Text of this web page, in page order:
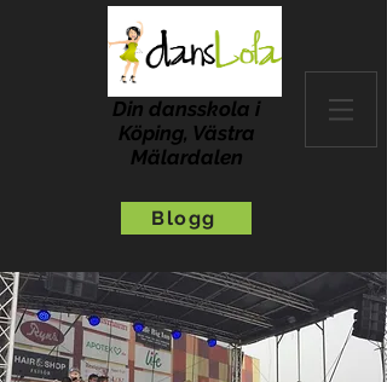
Din dansskola i
Köping, Västra
Mälardalen
Blogg